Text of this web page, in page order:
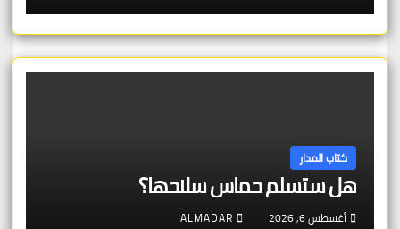
كتاب المدار
هل ستسلم حماس سلاحها؟
أغسطس 6, 2026 ALMADAR